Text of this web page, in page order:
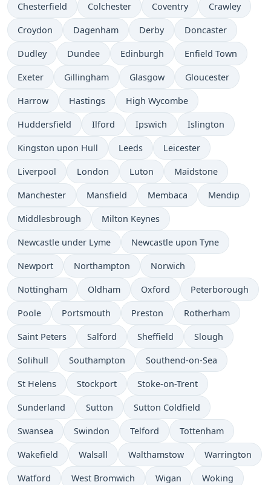
Chesterfield Colchester Coventry Crawley
Croydon Dagenham Derby Doncaster
Dudley Dundee Edinburgh Enfield Town
Exeter Gillingham Glasgow Gloucester
Harrow Hastings High Wycombe
Huddersfield Ilford Ipswich Islington
Kingston upon Hull Leeds Leicester
Liverpool London Luton Maidstone
Manchester Mansfield Membaca Mendip
Middlesbrough Milton Keynes
Newcastle under Lyme Newcastle upon Tyne
Newport Northampton Norwich
Nottingham Oldham Oxford Peterborough
Poole Portsmouth Preston Rotherham
Saint Peters Salford Sheffield Slough
Solihull Southampton Southend-on-Sea
St Helens Stockport Stoke-on-Trent
Sunderland Sutton Sutton Coldfield
Swansea Swindon Telford Tottenham
Wakefield Walsall Walthamstow Warrington
Watford West Bromwich Wigan Woking